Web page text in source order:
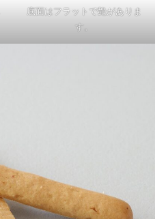
底面はフラットで艶がありま
す。